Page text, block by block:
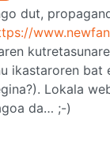
dut,
ikastaroren bat
Lokala
da… ;-)